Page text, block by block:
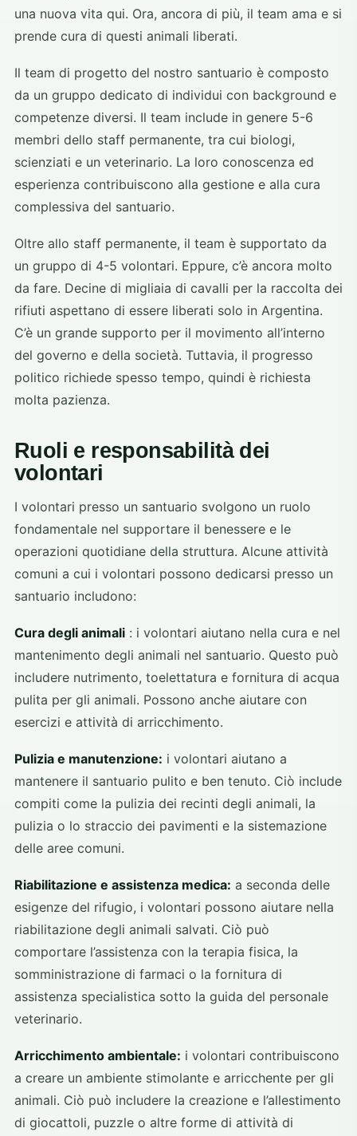
una nuova vita qui. Ora, ancora di più, il team ama e si
prende cura di questi animali liberati.
Il team di progetto del nostro santuario è composto
da un gruppo dedicato di individui con background e
competenze diversi. Il team include in genere 5-6
membri dello staff permanente, tra cui biologi,
scienziati e un veterinario. La loro conoscenza ed
esperienza contribuiscono alla gestione e alla cura
complessiva del santuario.
Oltre allo staff permanente, il team è supportato da
un gruppo di 4-5 volontari. Eppure, c’è ancora molto
da fare. Decine di migliaia di cavalli per la raccolta dei
rifiuti aspettano di essere liberati solo in Argentina.
C’è un grande supporto per il movimento all’interno
del governo e della società. Tuttavia, il progresso
politico richiede spesso tempo, quindi è richiesta
molta pazienza.
Ruoli e responsabilità dei
volontari
I volontari presso un santuario svolgono un ruolo
fondamentale nel supportare il benessere e le
operazioni quotidiane della struttura. Alcune attività
comuni a cui i volontari possono dedicarsi presso un
santuario includono:
Cura degli animali : i volontari aiutano nella cura e nel
mantenimento degli animali nel santuario. Questo può
includere nutrimento, toelettatura e fornitura di acqua
pulita per gli animali. Possono anche aiutare con
esercizi e attività di arricchimento.
Pulizia e manutenzione: i volontari aiutano a
mantenere il santuario pulito e ben tenuto. Ciò include
compiti come la pulizia dei recinti degli animali, la
pulizia o lo straccio dei pavimenti e la sistemazione
delle aree comuni.
Riabilitazione e assistenza medica: a seconda delle
esigenze del rifugio, i volontari possono aiutare nella
riabilitazione degli animali salvati. Ciò può
comportare l’assistenza con la terapia fisica, la
somministrazione di farmaci o la fornitura di
assistenza specialistica sotto la guida del personale
veterinario.
Arricchimento ambientale: i volontari contribuiscono
a creare un ambiente stimolante e arricchente per gli
animali. Ciò può includere la creazione e l’allestimento
di giocattoli, puzzle o altre forme di attività di